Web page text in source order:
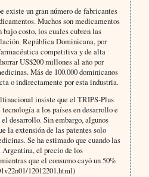
un gran número de fabricantes
Muchos son medicamentos
costo, los cuales cubren las
República Dominicana, por
competitiva y de alta
US$200 millones al año por
Más de 100.000 dominicanos
o indirectamente por esta industria.
insiste que el TRIPS-Plus
a los países en desarrollo e
desarrollo. Sin embargo, algunos
la extensión de las patentes solo
Se ha estimado que cuando las
el precio de los
que el consumo cayó un 50%
12012201.html)